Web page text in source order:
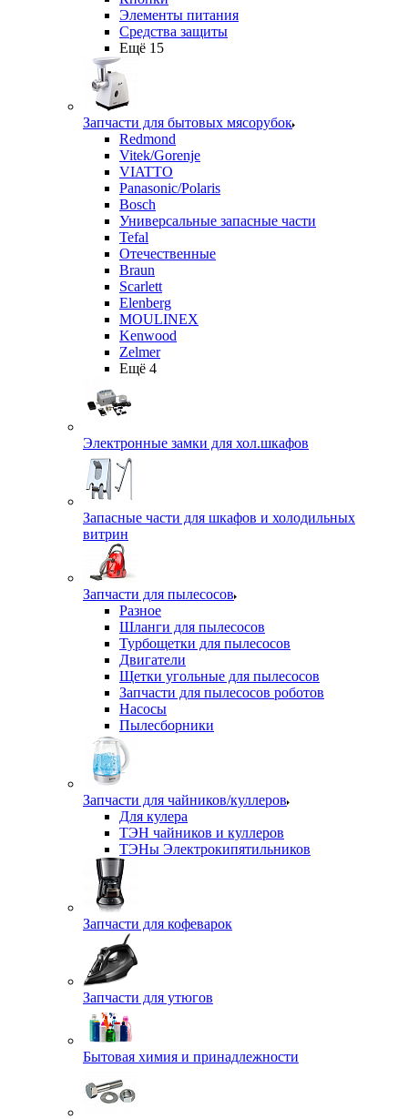
Элементы питания
Средства защиты
Ещё 15
Запчасти для бытовых мясорубок
Redmond
Vitek/Gorenje
VIATTO
Panasonic/Polaris
Bosch
Универсальные запасные части
Tefal
Отечественные
Braun
Scarlett
Elenberg
MOULINEX
Kenwood
Zelmer
Ещё 4
Электронные замки для хол.шкафов
Запасные части для шкафов и холодильных
витрин
Запчасти для пылесосов
Разное
Шланги для пылесосов
Турбощетки для пылесосов
Двигатели
Щетки угольные для пылесосов
Запчасти для пылесосов роботов
Насосы
Пылесборники
Запчасти для чайников/куллеров
Для кулера
ТЭН чайников и куллеров
ТЭНы Электрокипятильников
Запчасти для кофеварок
Запчасти для утюгов
Бытовая химия и принадлежности